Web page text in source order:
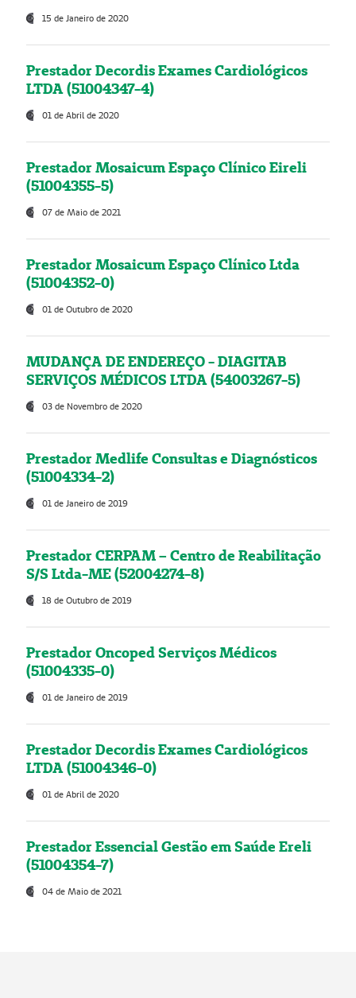
15 de Janeiro de 2020
Prestador Decordis Exames Cardiológicos
LTDA (51004347-4)
01 de Abril de 2020
Prestador Mosaicum Espaço Clínico Eireli
(51004355-5)
07 de Maio de 2021
Prestador Mosaicum Espaço Clínico Ltda
(51004352-0)
01 de Outubro de 2020
MUDANÇA DE ENDEREÇO - DIAGITAB
SERVIÇOS MÉDICOS LTDA (54003267-5)
03 de Novembro de 2020
Prestador Medlife Consultas e Diagnósticos
(51004334-2)
01 de Janeiro de 2019
Prestador CERPAM – Centro de Reabilitação
S/S Ltda-ME (52004274-8)
18 de Outubro de 2019
Prestador Oncoped Serviços Médicos
(51004335-0)
01 de Janeiro de 2019
Prestador Decordis Exames Cardiológicos
LTDA (51004346-0)
01 de Abril de 2020
Prestador Essencial Gestão em Saúde Ereli
(51004354-7)
04 de Maio de 2021